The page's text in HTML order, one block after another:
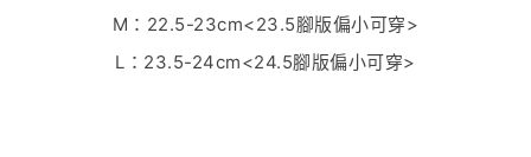
M：22.5-23cm<23.5腳版偏小可穿>
L：23.5-24cm<24.5腳版偏小可穿>